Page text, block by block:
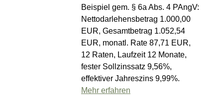
Beispiel gem. § 6a Abs. 4 PAngV:
Nettodarlehensbetrag 1.000,00
EUR, Gesamtbetrag 1.052,54
EUR, monatl. Rate 87,71 EUR,
12 Raten, Laufzeit 12 Monate,
fester Sollzinssatz 9,56%,
effektiver Jahreszins 9,99%.
Mehr erfahren